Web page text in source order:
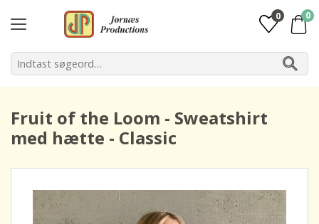
0 0
Fruit of the Loom - Sweatshirt
med hætte - Classic